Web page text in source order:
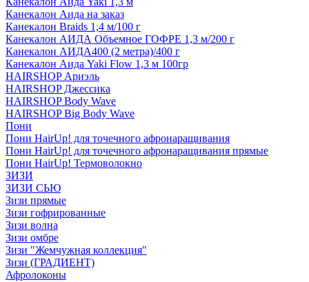
Канекалон Аида на заказ
Канекалон Braids 1,4 м/100 г
Канекалон АИДА Объемное ГОФРЕ 1,3 м/200 г
Канекалон АИДА400 (2 метра)/400 г
Канекалон Аида Yaki Flow 1,3 м 100гр
HAIRSHOP Ариэль
HAIRSHOP Джессика
HAIRSHOP Body Wave
HAIRSHOP Big Body Wave
Пони
Пони HairUp! для точечного афронаращивания
Пони HairUp! для точечного афронаращивания прямые
Пони HairUp! Термоволокно
ЗИЗИ
ЗИЗИ СЬЮ
Зизи прямые
Зизи гофрированные
Зизи волна
Зизи омбре
Зизи "Жемчужная коллекция"
Зизи (ГРАДИЕНТ)
Афролоконы